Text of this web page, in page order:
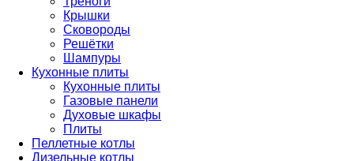
Крышки
Сковороды
Решётки
Шампуры
Кухонные плиты
Кухонные плиты
Газовые панели
Духовые шкафы
Плиты
Пеллетные котлы
Дизельные котлы